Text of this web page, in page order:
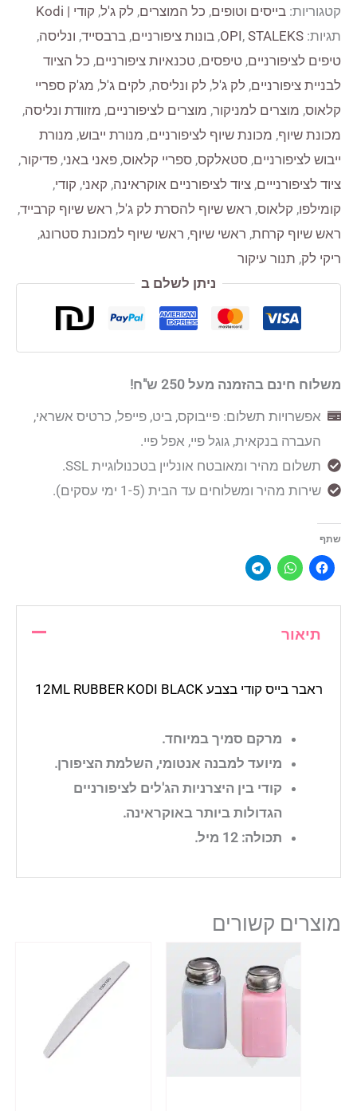
בייס
קודי
בצבע
12ML
RUBBER
KODI
BLACK
קטגוריות: בייסים וטופים, כל המוצרים, לק ג'ל, קודי | Kodi
תגיות:
OPI, STALEKS
, בונות ציפורניים, ברבסייד, ונליסה,
טיפים לציפורניים, טיפסים, טכנאיות ציפורניים, כל הציוד
לבניית ציפורניים, לק ג'ל, לק ונליסה, לקים ג'ל, מג'ק ספריי
קלאוס, מוצרים למניקור, מוצרים לציפורניים, מזוודת ונליסה,
מכונת שיוף, מכונת שיוף לציפורניים, מנורת ייבוש, מנורת
ייבוש לציפורניים, סטאלקס, ספריי קלאוס, פאני באני, פדיקור,
ציוד לציפורנייים, ציוד לציפורניים אוקראינה, קאני, קודי,
קומילפו, קלאוס, ראש שיוף להסרת לק ג'ל, ראש שיוף קרבייד,
ראש שיוף קרחת, ראשי שיוף, ראשי שיוף למכונת סטרונג,
ריקי לק, תנור עיקור
ניתן לשלם ב
משלוח חינם בהזמנה מעל 250 ש"ח!
אפשרויות תשלום: פייבוקס, ביט, פייפל, כרטיס אשראי,
העברה בנקאית, גוגל פיי, אפל פיי.
תשלום מהיר ומאובטח אונליין בטכנולוגיית SSL.
שירות מהיר ומשלוחים עד הבית (1-5 ימי עסקים).
שתף
תיאור
ראבר בייס קודי בצבע 12ML RUBBER KODI BLACK
מרקם סמיך במיוחד.
מיועד למבנה אנטומי, השלמת הציפורן.
קודי בין היצרניות הג'לים לציפורניים
הגדולות ביותר באוקראינה.
תכולה: 12 מיל.
מוצרים קשורים